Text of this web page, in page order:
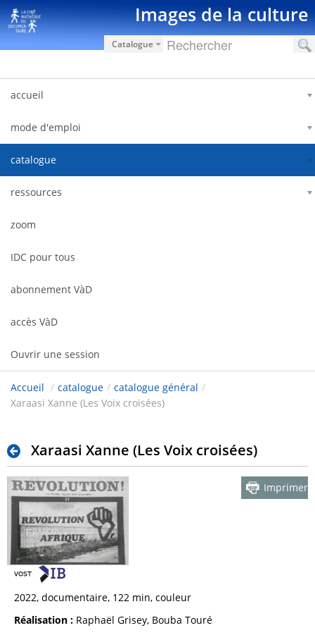
Saut au contenu Images de la culture
Catalogue
accueil
mode d'emploi
catalogue
ressources
zoom
IDC pour tous
abonnement VàD
accès VàD
Ouvrir une session
Accueil / catalogue / catalogue général /
Xaraasi Xanne (Les Voix croisées)
Xaraasi Xanne (Les Voix croisées)
Imprimer
2022, documentaire, 122 min, couleur
Réalisation : Raphaël Grisey, Bouba Touré